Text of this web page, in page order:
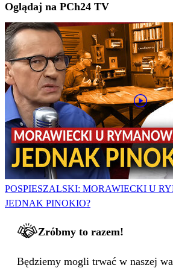
Oglądaj na PCh24 TV
POSPIESZALSKI: MORAWIECKI U
JEDNAK PINOKIO?
Zróbmy to razem!
Będziemy mogli trwać w naszej